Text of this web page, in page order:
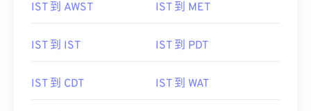
IST 到 AWST IST 到 MET
IST 到 IST IST 到 PDT
IST 到 CDT IST 到 WAT